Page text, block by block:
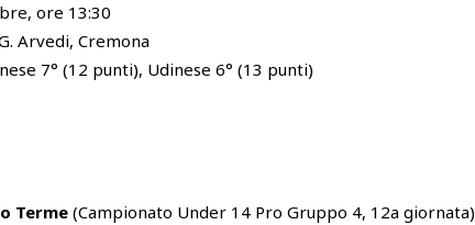
ore 13:30
Arvedi, Cremona
7° (12 punti), Udinese 6° (13 punti)
Terme (Campionato Under 14 Pro Gruppo 4, 12a giornata)